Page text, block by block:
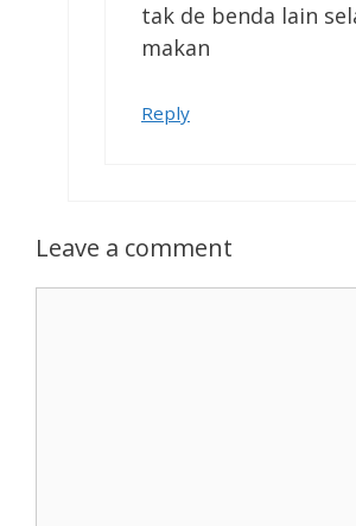
tak de benda lain
makan
Reply
Leave a comment